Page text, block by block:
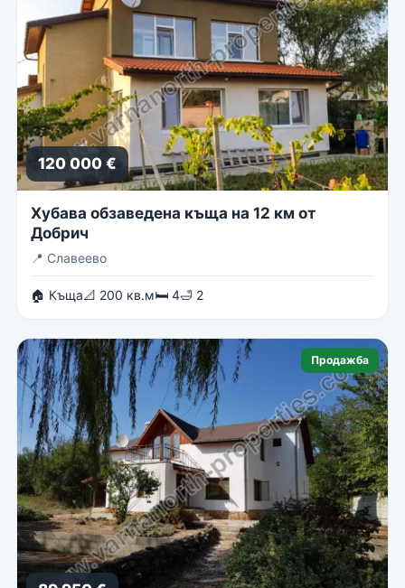
120 000 €
Хубава обзаведена къща на 12 км от
Добрич
📍 Славеево
🏠 Къща📐 200 кв.м🛏 4🛁 2
Продажба